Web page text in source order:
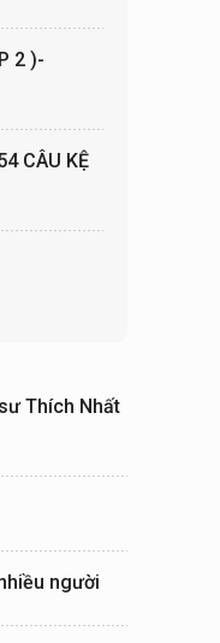
2 )-
CÂU KỆ
Thích Nhất
người